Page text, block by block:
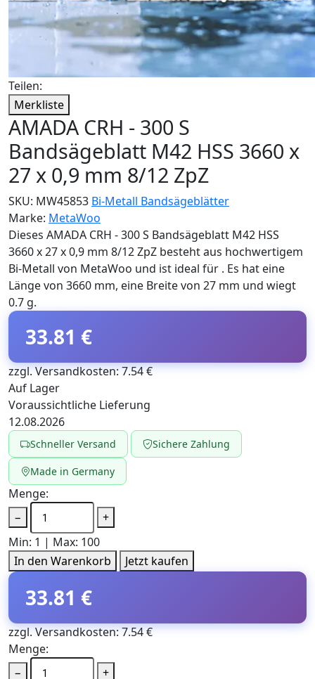
Teilen:
Merkliste
AMADA CRH - 300 S
Bandsägeblatt M42 HSS 3660 x
27 x 0,9 mm 8/12 ZpZ
SKU: MW45853 Bi-Metall Bandsägeblätter
Marke: MetaWoo
Dieses AMADA CRH - 300 S Bandsägeblatt M42 HSS
3660 x 27 x 0,9 mm 8/12 ZpZ besteht aus hochwertigem
Bi-Metall von MetaWoo und ist ideal für . Es hat eine
Länge von 3660 mm, eine Breite von 27 mm und wiegt
0.7 g.
33.81 €
zzgl. Versandkosten: 7.54 €
Auf Lager
Voraussichtliche Lieferung
12.08.2026
Schneller Versand Sichere Zahlung
Made in Germany
Menge:
−
+
Min: 1 | Max: 100
In den Warenkorb
Jetzt kaufen
33.81 €
zzgl. Versandkosten: 7.54 €
Menge:
−
+